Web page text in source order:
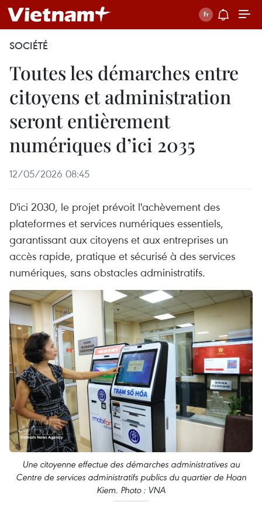
SOCIÉTÉ
Toutes les démarches entre
citoyens et administration
seront entièrement
numériques d’ici 2035
12/05/2026 08:45
D'ici 2030, le projet prévoit l'achèvement des
plateformes et services numériques essentiels,
garantissant aux citoyens et aux entreprises un
accès rapide, pratique et sécurisé à des services
numériques, sans obstacles administratifs.
Une citoyenne effectue des démarches administratives au
Centre de services administratifs publics du quartier de Hoan
Kiem. Photo : VNA